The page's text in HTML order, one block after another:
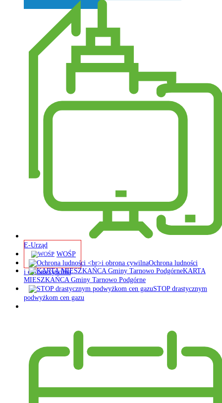
E-Urząd
WOŚP
Ochrona ludności
i obrona cywilna
KARTA
MIESZKAŃCA Gminy Tarnowo Podgórne
STOP drastycznym
podwyżkom cen gazu